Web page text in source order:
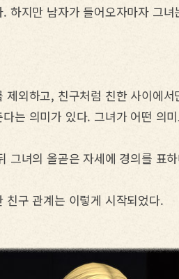
하지만 남자가 들어오자마자 그
외하고, 친구처럼 친한 사이에
는 의미가 있다. 그녀가 어떤 의
그녀의 올곧은 자세에 경의를 표